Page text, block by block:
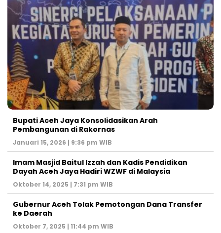
Bupati Aceh Jaya Konsolidasikan Arah
Pembangunan di Rakornas
Januari 15, 2026 | 9:36 pm WIB
Imam Masjid Baitul Izzah dan Kadis Pendidikan
Dayah Aceh Jaya Hadiri WZWF di Malaysia
Oktober 14, 2025 | 7:31 pm WIB
Gubernur Aceh Tolak Pemotongan Dana Transfer
ke Daerah
Oktober 7, 2025 | 11:44 pm WIB